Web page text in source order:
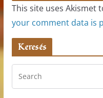
This site uses Akismet
your comment data is
Keresés